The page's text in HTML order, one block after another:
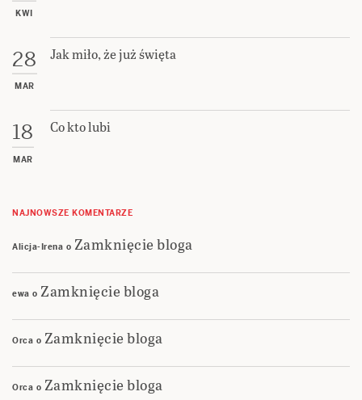
KWI
28
MAR
Jak miło, że już święta
18
MAR
Co kto lubi
NAJNOWSZE KOMENTARZE
Alicja-Irena o Zamknięcie bloga
ewa o Zamknięcie bloga
Orca o Zamknięcie bloga
Orca o Zamknięcie bloga